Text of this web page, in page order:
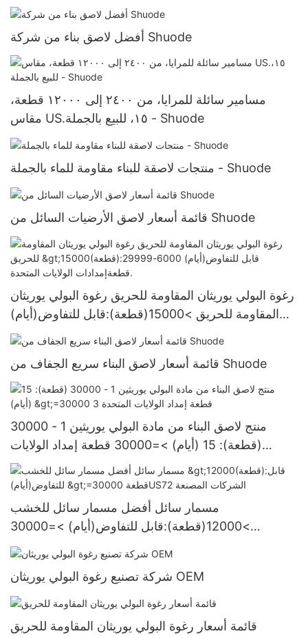
أفضل لاصق بناء من شركة Shuode
مسامير سائلة للمرايا، من ٢٤٠٠ إلى ١٢٠٠٠ قطعة،
مقاس US.١٥، للبيع بالجملة - Shuode
منتجات لاصقة للبناء مقاومة للماء بالجملة - Shuode
قائمة أسعار لاصق الأرضيات السائل من Shuode
رغوة البولي يوريثان المقاومة للحريق رغوة البولي يوريثان
المقاومة للحريق >15000(قطعة):قابل للتفاوض(أيام)
قائمة أسعار لاصق البناء سريع الجفاف من Shuode
منتج لاصق البناء من مادة البولي يوريثين 1 - 30000
(قطعة): 15 (أيام) >=30000 قطعة إمداد الولايات
المتحدة 3
مسمار سائل أفضل مسمار سائل للخشب
>12000(قطعة):قابل للتفاوض(أيام) >=30000
شركة تصنيع رغوة البولي يوريثان OEM
قائمة أسعار رغوة البولي يوريثان المقاومة للحريق